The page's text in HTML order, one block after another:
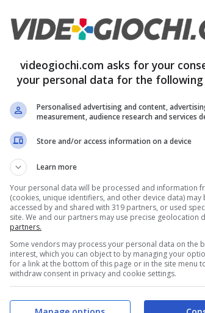
molti miglioramenti e
audio e altro ancora. Modificata, tra
di aiutare gli assaltatori
necessario per catturare le
i server Fanatico. Su un server
il mirino o la capacità di individuare
server. Il programma consentirà ai
1, controllando diverse opzioni
qui. DICE le ha raccolte in un file
indirizzo.
videogiochi.com asks for your
your personal data for the following
Personalised advertising and content,
measurement, audience research and services
Store and/or access information on a device
Learn more
Your personal data will be processed and information
(cookies, unique identifiers, and other device data) may
accessed by and shared with 319 partners, or used
site. We and our partners may use precise geolocation
partners.
Some vendors may process your personal data on the
interest, which you can object to by managing your
for a link at the bottom of this page or in the site menu
withdraw consent in privacy and cookie settings.